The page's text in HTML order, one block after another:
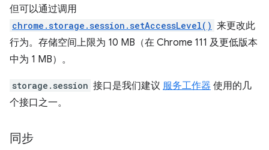
但可以通过调用
chrome.storage.session.setAccessLevel() 来更改此
行为。存储空间上限为 10 MB（在 Chrome 111 及更低版本
中为 1 MB）。
storage.session 接口是我们建议 服务工作器 使用的几
个接口之一。
同步